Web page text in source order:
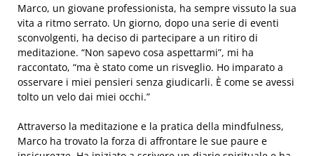
Marco, un giovane professionista, ha sempre vissuto la sua
vita a ritmo serrato. Un giorno, dopo una serie di eventi
sconvolgenti, ha deciso di partecipare a un ritiro di
meditazione. “Non sapevo cosa aspettarmi”, mi ha
raccontato, “ma è stato come un risveglio. Ho imparato a
osservare i miei pensieri senza giudicarli. È come se avessi
tolto un velo dai miei occhi.”
Attraverso la meditazione e la pratica della mindfulness,
Marco ha trovato la forza di affrontare le sue paure e